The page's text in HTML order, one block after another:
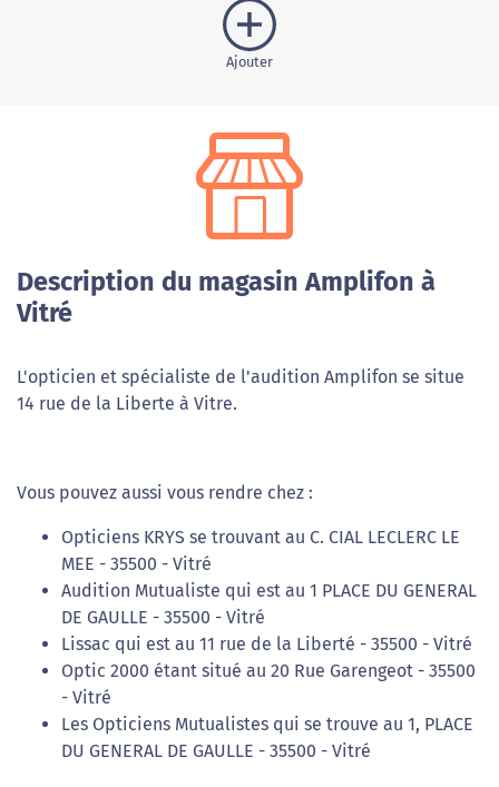
Ajouter
Description du magasin Amplifon à
Vitré
L'opticien et spécialiste de l'audition Amplifon se situe
14 rue de la Liberte à Vitre.
Vous pouvez aussi vous rendre chez :
Opticiens KRYS se trouvant au C. CIAL LECLERC LE
MEE - 35500 - Vitré
Audition Mutualiste qui est au 1 PLACE DU GENERAL
DE GAULLE - 35500 - Vitré
Lissac qui est au 11 rue de la Liberté - 35500 - Vitré
Optic 2000 étant situé au 20 Rue Garengeot - 35500
- Vitré
Les Opticiens Mutualistes qui se trouve au 1, PLACE
DU GENERAL DE GAULLE - 35500 - Vitré